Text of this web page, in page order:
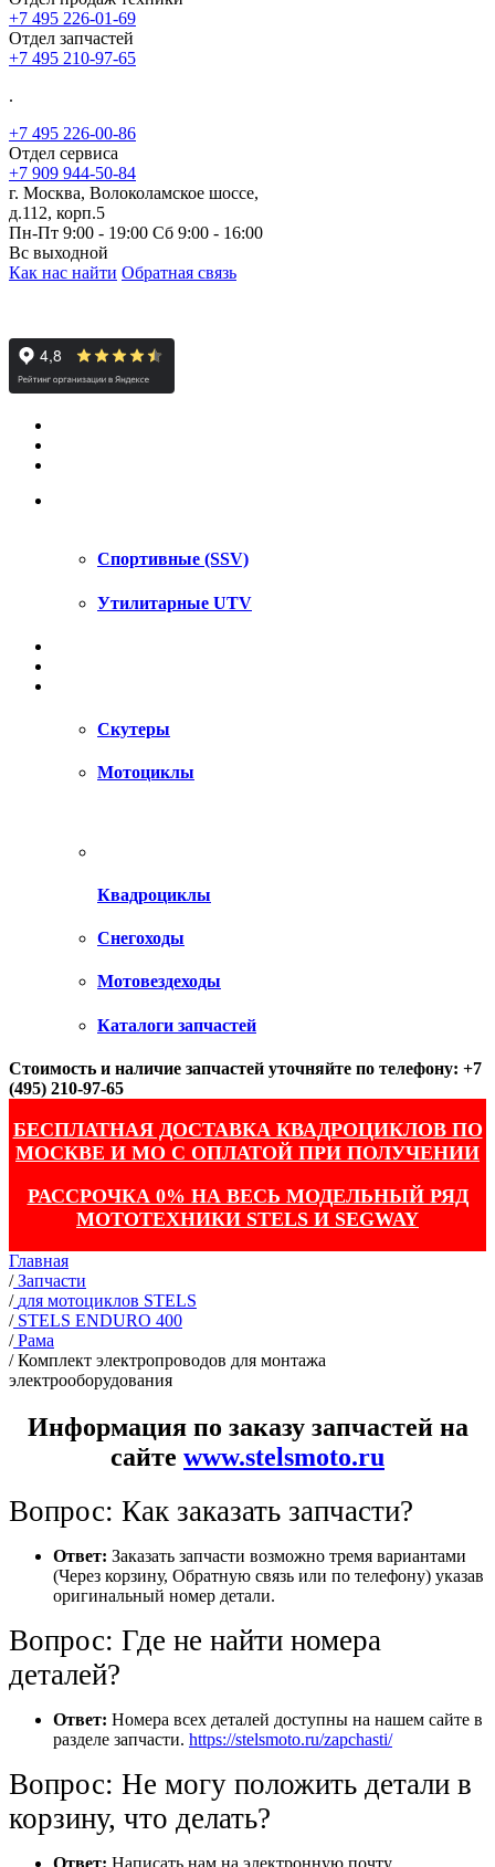
+7 495 226-01-69
Отдел запчастей
+7 495 210-97-65
.
+7 495 226-00-86
Отдел сервиса
+7 909 944-50-84
г. Москва, Волоколамское шоссе,
д.112, корп.5
Пн-Пт 9:00 - 19:00 Сб 9:00 - 16:00
Вс выходной
Как нас найти Обратная связь
Спортивные (SSV)
Утилитарные UTV
Скутеры
Мотоциклы
Квадроциклы
Снегоходы
Мотовездеходы
Каталоги запчастей
Стоимость и наличие запчастей уточняйте по телефону: +7
(495) 210-97-65
БЕСПЛАТНАЯ ДОСТАВКА КВАДРОЦИКЛОВ ПО
МОСКВЕ И МО С ОПЛАТОЙ ПРИ ПОЛУЧЕНИИ
РАССРОЧКА 0% НА ВЕСЬ МОДЕЛЬНЫЙ РЯД
МОТОТЕХНИКИ STELS И SEGWAY
Главная
/ Запчасти
/ для мотоциклов STELS
/ STELS ENDURO 400
/ Рама
/Комплект электропроводов для монтажа
электрооборудования
Информация по заказу запчастей на
сайте www.stelsmoto.ru
Вопрос: Как заказать запчасти?
Ответ: Заказать запчасти возможно тремя вариантами
(Через корзину, Обратную связь или по телефону) указав
оригинальный номер детали.
Вопрос: Где не найти номера
деталей?
Ответ: Номера всех деталей доступны на нашем сайте в
разделе запчасти. https://stelsmoto.ru/zapchasti/
Вопрос: Не могу положить детали в
корзину, что делать?
Ответ: Написать нам на электронную почту